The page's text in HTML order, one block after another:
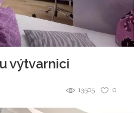
výtvarnici
0
13505